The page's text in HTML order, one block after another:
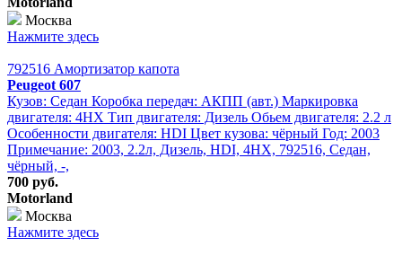
Москва
Нажмите здесь
792516 Амортизатор капота
Peugeot 607
Кузов: Седан Коробка передач: АКПП (авт.) Маркировка
двигателя: 4HX Тип двигателя: Дизель Обьем двигателя: 2.2 л
Особенности двигателя: HDI Цвет кузова: чёрный Год: 2003
Примечание: 2003, 2.2л, Дизель, HDI, 4HX, 792516, Седан,
чёрный, -,
700 руб.
Motorland
Москва
Нажмите здесь